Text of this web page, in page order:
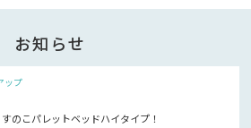
お知らせ
ップ
こパレットベッドハイタイプ！